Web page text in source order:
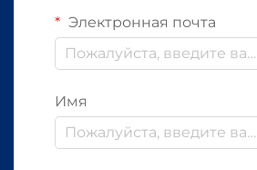
Электронная почта
Имя